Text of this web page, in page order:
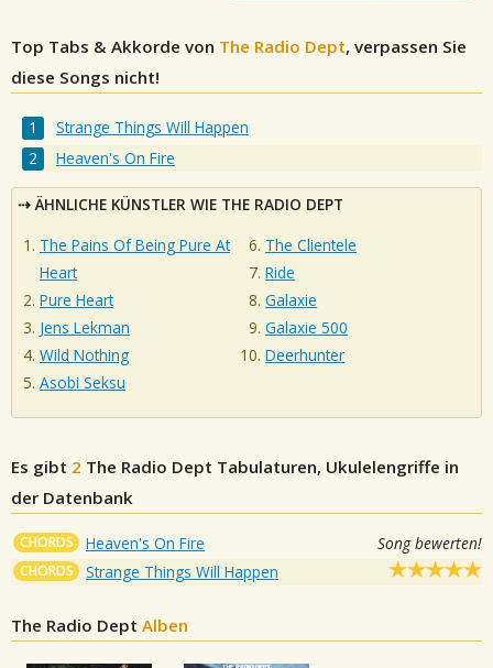
Top Tabs & Akkorde von The Radio Dept, verpassen Sie
diese Songs nicht!
Strange Things Will Happen
Heaven's On Fire
ÄHNLICHE KÜNSTLER WIE THE RADIO DEPT
The Pains Of Being Pure At
Heart
Pure Heart
Jens Lekman
Wild Nothing
Asobi Seksu
The Clientele
Ride
Galaxie
Galaxie 500
Deerhunter
Es gibt 2 The Radio Dept Tabulaturen, Ukulelengriffe in
der Datenbank
CHORDS Heaven's On Fire Song bewerten!
CHORDS Strange Things Will Happen
The Radio Dept Alben